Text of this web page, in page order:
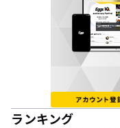
ランキング